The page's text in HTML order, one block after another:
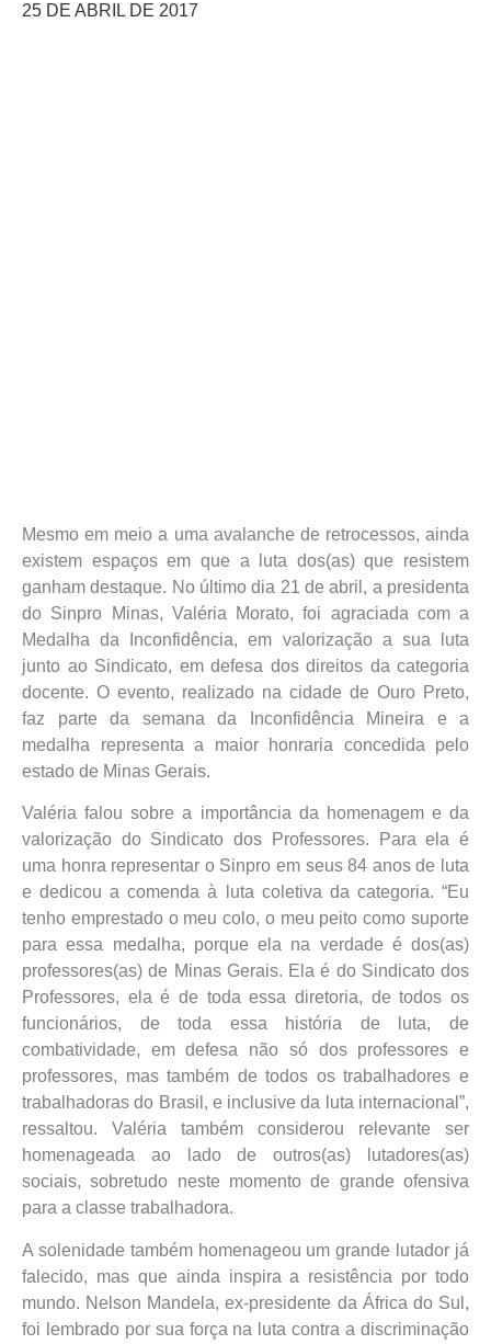
25 DE ABRIL DE 2017
Mesmo em meio a uma avalanche de retrocessos, ainda
existem espaços em que a luta dos(as) que resistem
ganham destaque. No último dia 21 de abril, a presidenta
do Sinpro Minas, Valéria Morato, foi agraciada com a
Medalha da Inconfidência, em valorização a sua luta
junto ao Sindicato, em defesa dos direitos da categoria
docente. O evento, realizado na cidade de Ouro Preto,
faz parte da semana da Inconfidência Mineira e a
medalha representa a maior honraria concedida pelo
estado de Minas Gerais.
Valéria falou sobre a importância da homenagem e da
valorização do Sindicato dos Professores. Para ela é
uma honra representar o Sinpro em seus 84 anos de luta
e dedicou a comenda à luta coletiva da categoria. “Eu
tenho emprestado o meu colo, o meu peito como suporte
para essa medalha, porque ela na verdade é dos(as)
professores(as) de Minas Gerais. Ela é do Sindicato dos
Professores, ela é de toda essa diretoria, de todos os
funcionários, de toda essa história de luta, de
combatividade, em defesa não só dos professores e
professores, mas também de todos os trabalhadores e
trabalhadoras do Brasil, e inclusive da luta internacional”,
ressaltou. Valéria também considerou relevante ser
homenageada ao lado de outros(as) lutadores(as)
sociais, sobretudo neste momento de grande ofensiva
para a classe trabalhadora.
A solenidade também homenageou um grande lutador já
falecido, mas que ainda inspira a resistência por todo
mundo. Nelson Mandela, ex-presidente da África do Sul,
foi lembrado por sua força na luta contra a discriminação